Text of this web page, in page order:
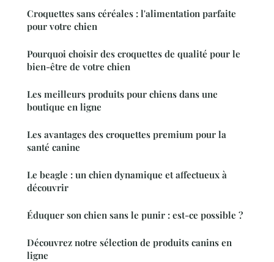
Croquettes sans céréales : l'alimentation parfaite
pour votre chien
Pourquoi choisir des croquettes de qualité pour le
bien-être de votre chien
Les meilleurs produits pour chiens dans une
boutique en ligne
Les avantages des croquettes premium pour la
santé canine
Le beagle : un chien dynamique et affectueux à
découvrir
Éduquer son chien sans le punir : est-ce possible ?
Découvrez notre sélection de produits canins en
ligne